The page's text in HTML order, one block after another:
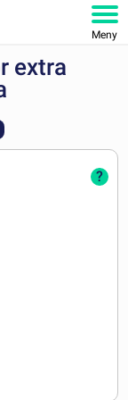
Meny
extra
?